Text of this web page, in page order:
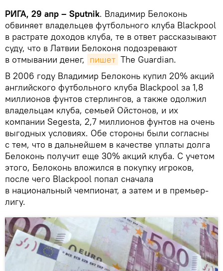
РИГА, 29 апр – Sputnik. Владимир Белоконь
обвиняет владельцев футбольного клуба Blackpool
в растрате доходов клуба, те в ответ рассказывают
суду, что в Латвии Белоконя подозревают
в отмывании денег, пишет The Guardian.
В 2006 году Владимир Белоконь купил 20% акций
английского футбольного клуба Blackpool за 1,8
миллионов фунтов стерлингов, а также одолжил
владельцам клуба, семьей Ойстонов, и их
компании Segesta, 2,7 миллионов фунтов на очень
выгодных условиях. Обе стороны были согласны
с тем, что в дальнейшем в качестве уплаты долга
Белоконь получит еще 30% акций клуба. С учетом
этого, Белоконь вложился в покупку игроков,
после чего Blackpool попал сначала
в национальный чемпионат, а затем и в премьер-
лигу.